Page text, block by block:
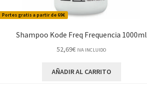
Portes gratis a partir de 69€
Shampoo Kode Freq Frequencia 1000ml
52,69€ IVA INCLUIDO
AÑADIR AL CARRITO